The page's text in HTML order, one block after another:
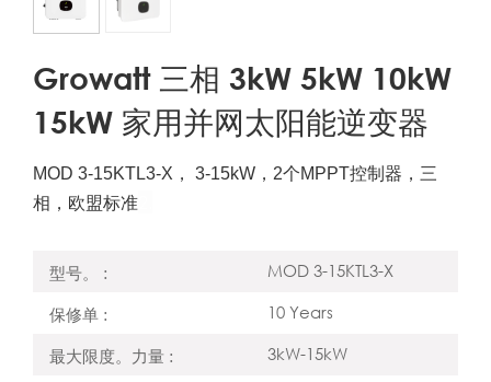
Growatt 三相 3kW 5kW 10kW
15kW 家用并网太阳能逆变器
MOD 3-15KTL3-X，
3-15kW，2个MPPT控制器，三
相，欧盟标准
型号。 :
MOD 3-15KTL3-X
保修单 :
10 Years
最大限度。力量 :
3kW-15kW